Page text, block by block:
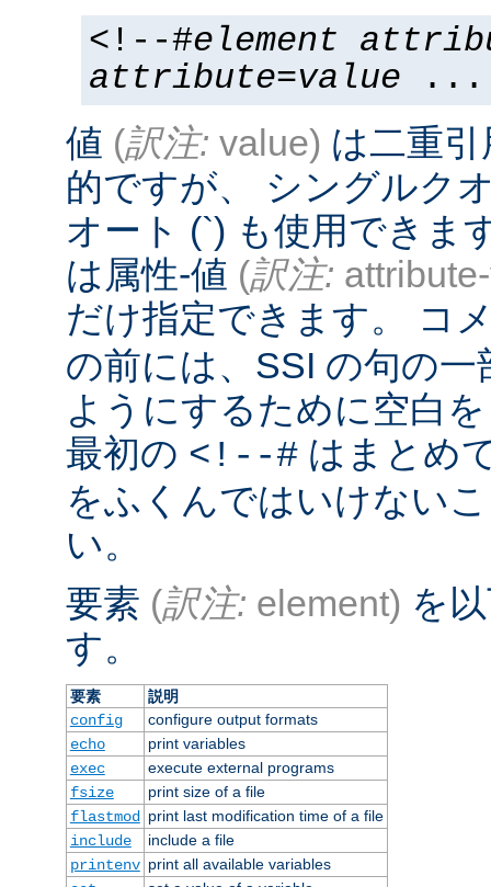
<!--#element
attribute=value ...
値 (訳注: value) は二重
的ですが、 シングルク
オート (`) も使用できま
は属性-値 (訳注:
だけ指定できます。 コ
の前には、SSI の句の
ようにするために空白
最初の <!--# はまとめ
をふくんではいけない
い。
要素 (訳注: element) を
す。
要素
説明
config
configure output formats
echo
print variables
exec
execute external programs
fsize
print size of a file
flastmod
print last modification time of a file
include
include a file
printenv print all available variables